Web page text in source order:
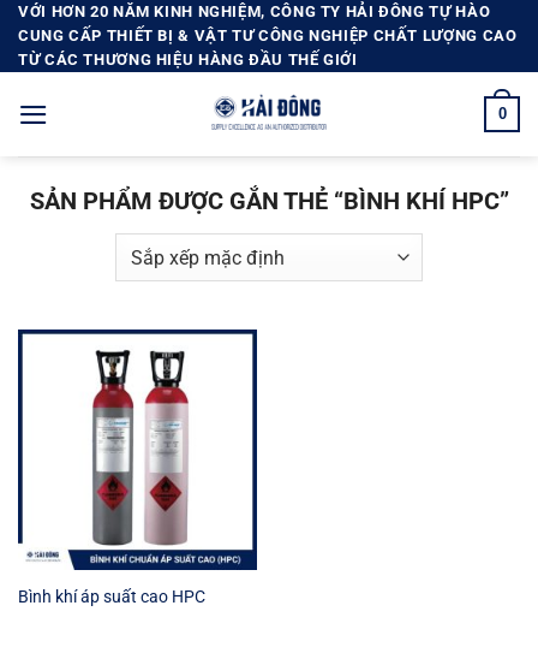
Bỏ
qua
nội
dung
VỚI HƠN 20 NĂM KINH NGHIỆM, CÔNG TY HẢI ĐÔNG TỰ HÀO
CUNG CẤP THIẾT BỊ & VẬT TƯ CÔNG NGHIỆP CHẤT LƯỢNG CAO
TỪ CÁC THƯƠNG HIỆU HÀNG ĐẦU THẾ GIỚI
0
SẢN PHẨM ĐƯỢC GẮN THẺ “BÌNH KHÍ HPC”
Bình khí áp suất cao HPC